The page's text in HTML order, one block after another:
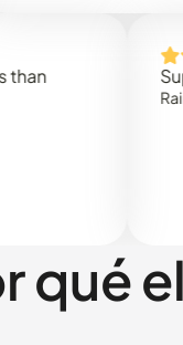
Super
Rainer K.
qué